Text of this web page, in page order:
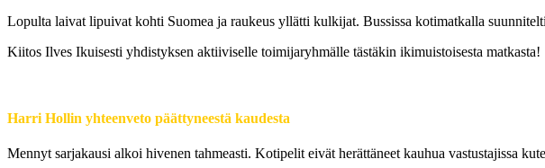
Lopulta laivat lipuivat kohti Suomea ja raukeus yllätti kulkijat. Bussissa kotimatkalla
Kiitos Ilves Ikuisesti yhdistyksen aktiiviselle toimijaryhmälle tästäkin ikimuistoisesta matkasta!
Harri Hollin yhteenveto päättyneestä kaudesta
Mennyt sarjakausi alkoi hivenen tahmeasti. Kotipelit eivät herättäneet kauhua vastustajissa